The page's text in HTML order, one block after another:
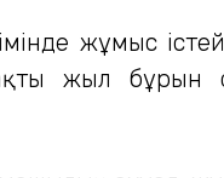
жұмыс
жыл